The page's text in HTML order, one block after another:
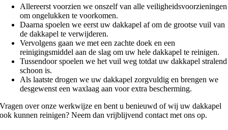
Allereerst voorzien we onszelf van alle veiligheidsvoorzieningen
om ongelukken te voorkomen.
Daarna spoelen we eerst uw dakkapel af om de grootse vuil van
de dakkapel te verwijderen.
Vervolgens gaan we met een zachte doek en een
reinigingsmiddel aan de slag om uw hele dakkapel te reinigen.
Tussendoor spoelen we het vuil weg totdat uw dakkapel stralend
schoon is.
Als laatste drogen we uw dakkapel zorgvuldig en brengen we
desgewenst een waxlaag aan voor extra bescherming.
Vragen over onze werkwijze en bent u benieuwd of wij uw dakkapel
ook kunnen reinigen? Neem dan vrijblijvend contact met ons op.